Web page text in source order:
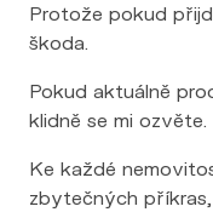
Protože pokud
škoda.
Pokud aktuálně
klidně se mi ozvěte.
Ke každé
zbytečných